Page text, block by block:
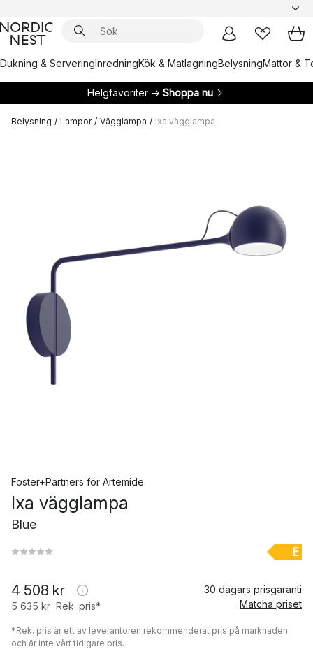
Dukning & ServeringInredningKök & MatlagningBelysningMattor &
Helgfavoriter → Shoppa nu
Belysning / Lampor / Vägglampa / Ixa vägglampa
Foster+Partners för Artemide
Ixa vägglampa
Blue
E
4 508 kr
5 635 kr Rek. pris*
30 dagars prisgaranti
Matcha priset
*Rek. pris är ett av leverantören rekommenderat pris på marknaden
och är inte vårt tidigare pris.